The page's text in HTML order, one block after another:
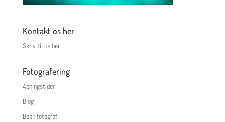
Kontakt os her
Skriv til os her
Fotografering
Åbningstider
Blog
Book fotograf